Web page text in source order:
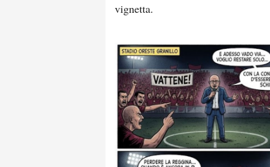
vignetta.